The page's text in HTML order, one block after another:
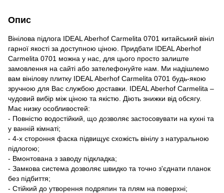
Опис
Вінілова підлога IDEAL Aberhof Carmelita 0701 китайський вініл
гарної якості за доступною ціною. Придбати IDEAL Aberhof
Carmelita 0701 можна у нас, для цього просто залиште
замовлення на сайті або зателефонуйте нам. Ми надішлемо
вам вінілову плитку IDEAL Aberhof Carmelita 0701 будь-якою
зручною для Вас службою доставки. IDEAL Aberhof Carmelita –
чудовий вибір між ціною та якістю. Діють знижки від обсягу.
Має низку особливостей:
- Повністю водостійкий, що дозволяє застосовувати на кухні та
у ванній кімнаті;
- 4-х стороння фаска підвищує схожість вінілу з натуральною
підлогою;
- Вмонтована з заводу підкладка;
- Замкова система дозволяє швидко та точно з'єднати планок
без підбиття;
- Стійкий до утворення подряпин та плям на поверхні;